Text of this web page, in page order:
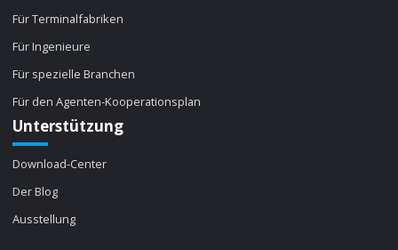
Für Terminalfabriken
Für Ingenieure
Für spezielle Branchen
Für den Agenten-Kooperationsplan
Unterstützung
Download-Center
Der Blog
Ausstellung